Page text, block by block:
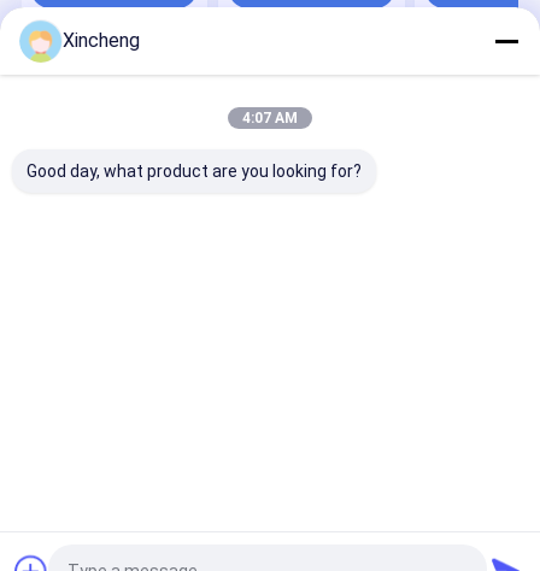
বাড়ি
আমাদের
আমাদের সাথে যোগাযোগ
Desktop
সাইট ম্যাপ
গোপনীয়তা নীতি
cemented carbide co., ltd.. All Rights Reserved.
Xincheng
4:07 AM
Good day, what product are you looking for?